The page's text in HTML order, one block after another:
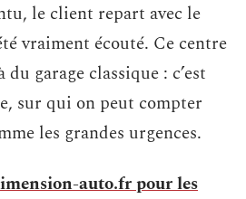
le client repart avec le
vraiment écouté. Ce centre
garage classique : c’est
sur qui on peut compter
les grandes urgences.
auto.fr pour les